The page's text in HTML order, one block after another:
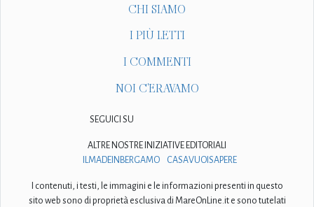
CHI SIAMO
I PIÙ LETTI
I COMMENTI
NOI C'ERAVAMO
SEGUICI SU
ALTRE NOSTRE INIZIATIVE EDITORIALI
ILMADEINBERGAMO
CASAVUOISAPERE
I contenuti, i testi, le immagini e le informazioni presenti in questo
sito web sono di proprietà esclusiva di MareOnLine.it e sono tutelati